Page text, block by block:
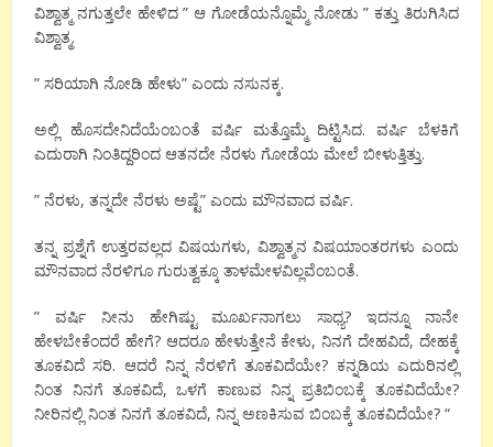
ವಿಶ್ವಾತ್ಮ ನಗುತ್ತಲೇ ಹೇಳಿದ ” ಆ ಗೋಡೆಯನ್ನೊಮ್ಮೆ ನೋಡು ” ಕತ್ತು ತಿರುಗಿಸಿದ
ವಿಶ್ವಾತ್ಮ.
” ಸರಿಯಾಗಿ ನೋಡಿ ಹೇಳು” ಎಂದು ನಸುನಕ್ಕ.
ಅಲ್ಲಿ ಹೊಸದೇನಿದೆಯೆಂಬಂತೆ ವರ್ಷಿ ಮತ್ತೊಮ್ಮೆ ದಿಟ್ಟಿಸಿದ. ವರ್ಷಿ ಬೆಳಕಿಗೆ
ಎದುರಾಗಿ ನಿಂತಿದ್ದರಿಂದ ಆತನದೇ ನೆರಳು ಗೋಡೆಯ ಮೇಲೆ ಬೀಳುತ್ತಿತ್ತು.
” ನೆರಳು, ತನ್ನದೇ ನೆರಳು ಅಷ್ಟೆ” ಎಂದು ಮೌನವಾದ ವರ್ಷಿ.
ತನ್ನ ಪ್ರಶ್ನೆಗೆ ಉತ್ತರವಲ್ಲದ ವಿಷಯಗಳು, ವಿಶ್ವಾತ್ಮನ ವಿಷಯಾಂತರಗಳು ಎಂದು
ಮೌನವಾದ ನೆರಳಿಗೂ ಗುರುತ್ವಕ್ಕೂ ತಾಳಮೇಳವಿಲ್ಲವೆಂಬಂತೆ.
” ವರ್ಷಿ ನೀನು ಹೇಗಿಷ್ಟು ಮೂರ್ಖನಾಗಲು ಸಾಧ್ಯ? ಇದನ್ನೂ ನಾನೇ
ಹೇಳಬೇಕೆಂದರೆ ಹೇಗೆ? ಆದರೂ ಹೇಳುತ್ತೇನೆ ಕೇಳು, ನಿನಗೆ ದೇಹವಿದೆ, ದೇಹಕ್ಕೆ
ತೂಕವಿದೆ ಸರಿ. ಆದರೆ ನಿನ್ನ ನೆರಳಿಗೆ ತೂಕವಿದೆಯೇ? ಕನ್ನಡಿಯ ಎದುರಿನಲ್ಲಿ
ನಿಂತ ನಿನಗೆ ತೂಕವಿದೆ, ಒಳಗೆ ಕಾಣುವ ನಿನ್ನ ಪ್ರತಿಬಿಂಬಕ್ಕೆ ತೂಕವಿದೆಯೇ?
ನೀರಿನಲ್ಲಿ ನಿಂತ ನಿನಗೆ ತೂಕವಿದೆ, ನಿನ್ನ ಅಣಕಿಸುವ ಬಿಂಬಕ್ಕೆ ತೂಕವಿದೆಯೇ? “